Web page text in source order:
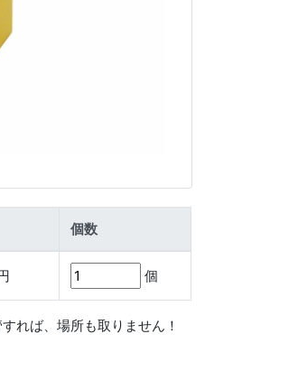
個数
個
れば、場所も取りません！